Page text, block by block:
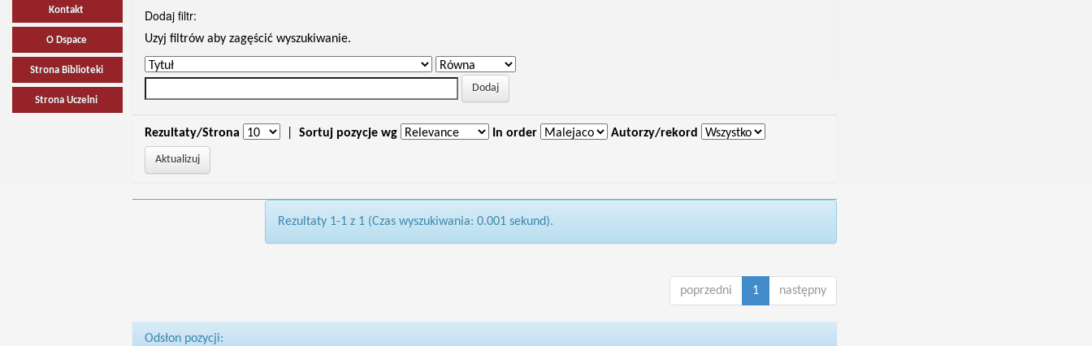
Kontakt
O Dspace
Strona Biblioteki
Strona Uczelni
Dodaj filtr:
Uzyj filtrów aby zagęścić wyszukiwanie.
Rezultaty/Strona Sortuj pozycje wg In order Autorzy/rekord
Rezultaty 1-1 z 1 (Czas wyszukiwania: 0.001 sekund).
poprzedni 1 następny
Odsłon pozycji: